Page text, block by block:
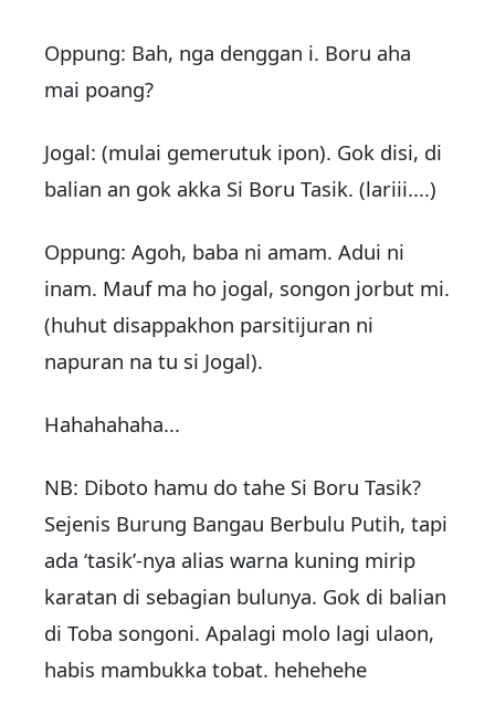
Oppung: Bah, nga denggan i. Boru aha
mai poang?
Jogal: (mulai gemerutuk ipon). Gok disi, di
balian an gok akka Si Boru Tasik. (lariii....)
Oppung: Agoh, baba ni amam. Adui ni
inam. Mauf ma ho jogal, songon jorbut mi.
(huhut disappakhon parsitijuran ni
napuran na tu si Jogal).
Hahahahaha...
NB: Diboto hamu do tahe Si Boru Tasik?
Sejenis Burung Bangau Berbulu Putih, tapi
ada ‘tasik’-nya alias warna kuning mirip
karatan di sebagian bulunya. Gok di balian
di Toba songoni. Apalagi molo lagi ulaon,
habis mambukka tobat. hehehehe